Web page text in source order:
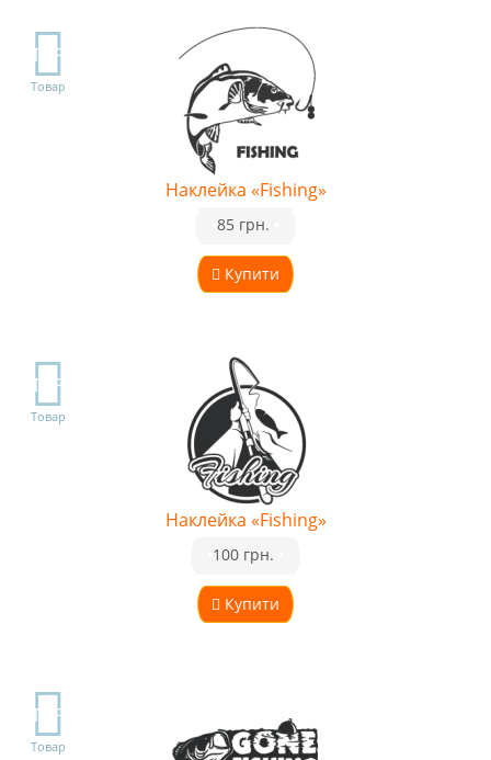
TOP
Товар
Наклейка «Fishing»
Купити
85 грн.
TOP
Товар
Наклейка «Fishing»
Купити
100 грн.
TOP
Товар